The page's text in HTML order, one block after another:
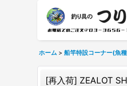
ホーム > 船竿特設コーナー(魚
[再入荷] ZEALOT